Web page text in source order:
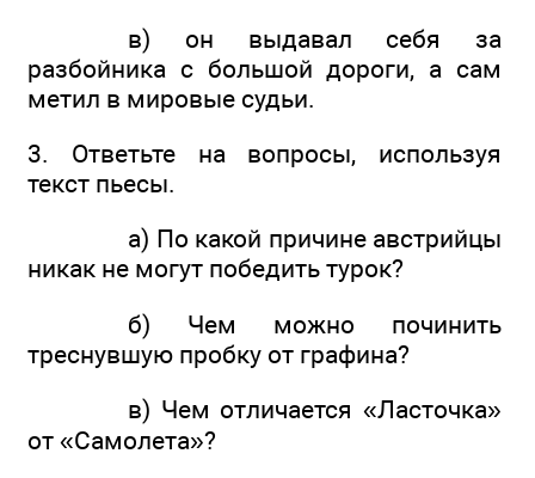
в) он выдавал себя за
разбойника с большой дороги, а сам
метил в мировые судьи.
3. Ответьте на вопросы, используя
текст пьесы.
а) По какой причине австрийцы
никак не могут победить турок?
б) Чем можно починить
треснувшую пробку от графина?
в) Чем отличается «Ласточка»
от «Самолета»?